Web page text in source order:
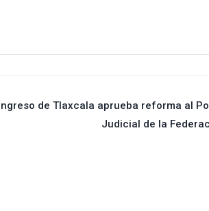
de Tlaxcala aprueba reforma al
Judicial de la